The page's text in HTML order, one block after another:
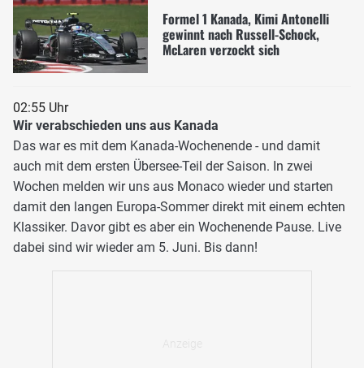
Formel 1 Kanada, Kimi Antonelli
gewinnt nach Russell-Schock,
McLaren verzockt sich
02:55 Uhr
Wir verabschieden uns aus Kanada
Das war es mit dem Kanada-Wochenende - und damit
auch mit dem ersten Übersee-Teil der Saison. In zwei
Wochen melden wir uns aus Monaco wieder und starten
damit den langen Europa-Sommer direkt mit einem echten
Klassiker. Davor gibt es aber ein Wochenende Pause. Live
dabei sind wir wieder am 5. Juni. Bis dann!